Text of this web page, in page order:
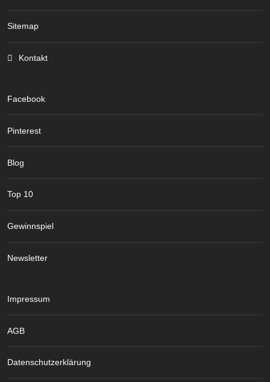
Sitemap
Kontakt
Facebook
Pinterest
Blog
Top 10
Gewinnspiel
Newsletter
Impressum
AGB
Datenschutzerklärung